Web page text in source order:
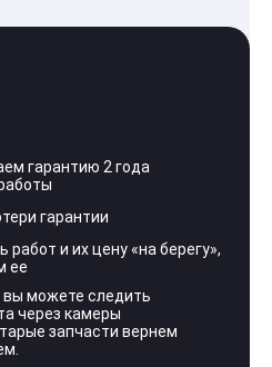
гарантию 2 года
гарантии
и их цену «на берегу»,
ее
вы можете следить
через камеры
запчасти вернем